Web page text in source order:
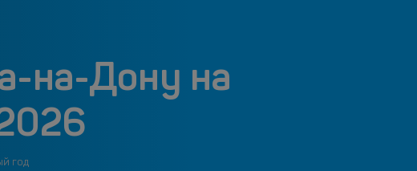
на-Дону на
год